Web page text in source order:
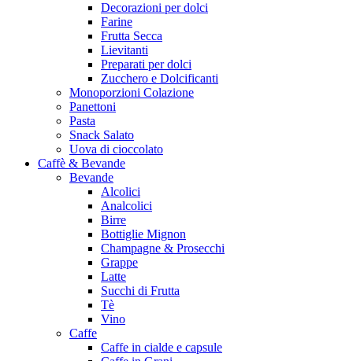
Decorazioni per dolci
Farine
Frutta Secca
Lievitanti
Preparati per dolci
Zucchero e Dolcificanti
Monoporzioni Colazione
Panettoni
Pasta
Snack Salato
Uova di cioccolato
Caffè & Bevande
Bevande
Alcolici
Analcolici
Birre
Bottiglie Mignon
Champagne & Prosecchi
Grappe
Latte
Succhi di Frutta
Tè
Vino
Caffe
Caffe in cialde e capsule